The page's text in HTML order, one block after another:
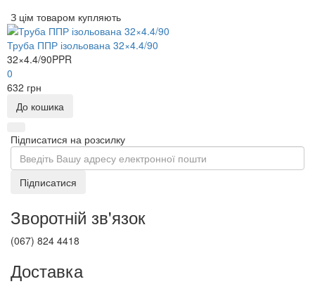
З цім товаром купляють
Труба ППР ізольована 32×4.4/90
32×4.4/90PPR
0
632 грн
До кошика
Підписатися на розсилку
Підписатися
Зворотній зв'язок
(067) 824 4418
Доставка